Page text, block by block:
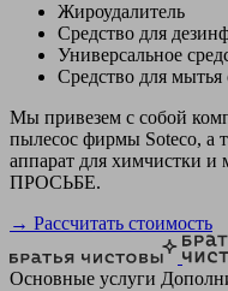
Жироудалитель
Средство для
Универсальное
Средство для мытья
Мы привезем с собой
пылесос фирмы Soteco, а
аппарат для химчистки
ПРОСЬБЕ.
→ Рассчитать стоимость
Основные услуги